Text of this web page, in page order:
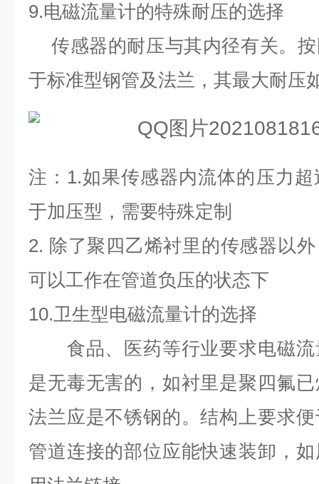
9.电磁流量计的特殊耐压的选择
传感器的耐压与其内径有关。
于标准型钢管及法兰，其最大耐压
注： 1.如果传感器内流体的压力
于加压型，需要特殊定制
2. 除了聚四乙烯衬里的传感器以
可以工作在管道负压的状态下
10.卫生型电磁流量计的选择
食品、医药等行业要求电磁流
是无毒无害的，如衬里是聚四氟
法兰应是不锈钢的。结构上要求
管道连接的部位应能快速装卸，